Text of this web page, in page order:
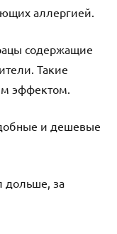
аллергией.
содержащие
Такие
эффектом.
и дешевые
дольше, за